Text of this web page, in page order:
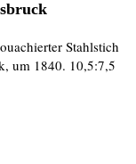
Stahlstich
um 1840. 10,5:7,5